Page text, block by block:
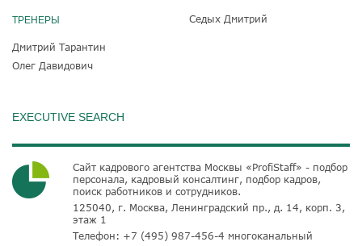
ТРЕНЕРЫ
Дмитрий Тарантин
Олег Давидович
Седых Дмитрий
EXECUTIVE SEARCH
Сайт кадрового агентства Москвы «ProfiStaff» - подбор
персонала, кадровый консалтинг, подбор кадров,
поиск работников и сотрудников.
125040, г. Москва, Ленинградский пр., д. 14, корп. 3,
этаж 1
Телефон: +7 (495) 987-456-4 многоканальный